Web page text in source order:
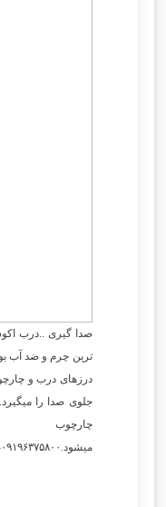
صدا گیری ..درب
ترین چرم و ضد آب
درزهای درب و
جلوی صدا را
میشود.۰۹۱۹۶۳۷۵۸۰۰-۰۹۳۰۷۸۰۱۷۸۸مهندس دولتی